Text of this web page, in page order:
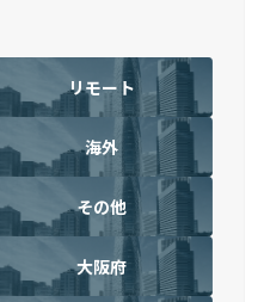
リモート
海外
その他
大阪府